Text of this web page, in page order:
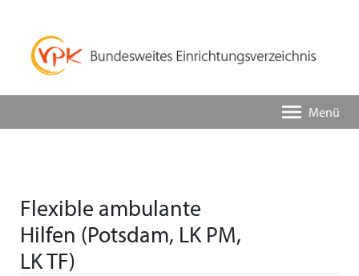
Menü
Flexible ambulante
Hilfen (Potsdam, LK PM,
LK TF)